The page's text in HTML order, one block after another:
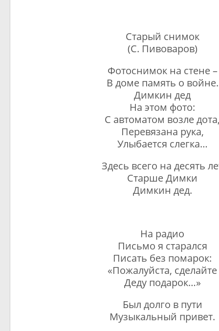
Старый снимок
(С. Пивоваров)
Фотоснимок на стене –
В доме память о войне.
Димкин дед
На этом фото:
С автоматом возле
Перевязана рука,
Улыбается слегка…
Здесь всего на десять
Старше Димки
Димкин дед.
На радио
Письмо я старался
Писать без помарок:
«Пожалуйста, сделайте
Деду подарок…»
Был долго в пути
Музыкальный привет.